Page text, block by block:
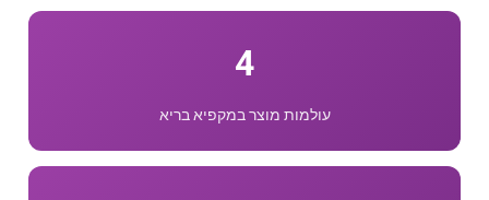
4
עולמות מוצר במקפיא בריא